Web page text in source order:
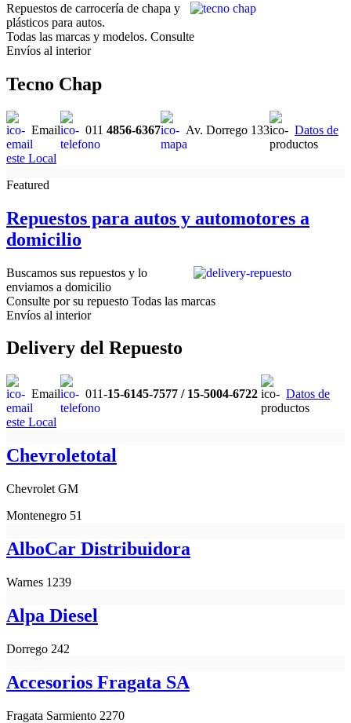
Repuestos de carrocería de chapa y
plásticos para autos.
Todas las marcas y modelos. Consulte
Envíos al interior
Tecno Chap
Email 011 4856-6367 Av. Dorrego 133 Datos de
este Local
Featured
Repuestos para autos y automotores a
domicilio
Buscamos sus repuestos y lo
enviamos a domicilio
Consulte por su repuesto Todas las marcas
Envíos al interior
Delivery del Repuesto
Email 011-15-6145-7577 / 15-5004-6722 Datos de
este Local
Chevroletotal
Chevrolet GM
Montenegro 51
AlboCar Distribuidora
Warnes 1239
Alpa Diesel
Dorrego 242
Accesorios Fragata SA
Fragata Sarmiento 2270